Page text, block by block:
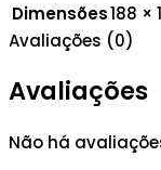
Dimensões188 ×
Avaliações (0)
Avaliações
Não há